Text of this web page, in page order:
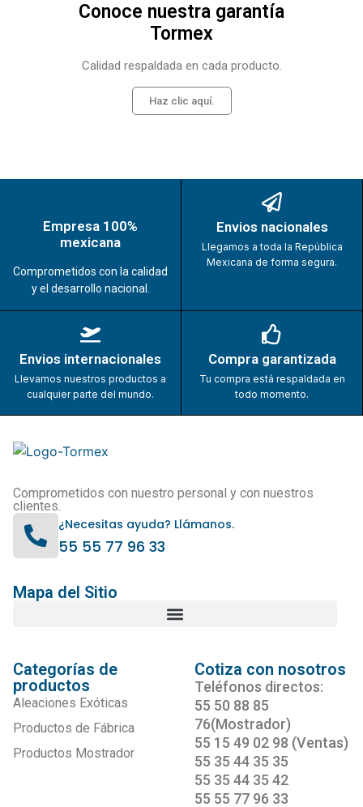
Conoce nuestra garantía
Tormex
Calidad respaldada en cada producto.
Haz clic aquí.
Empresa 100%
mexicana
Comprometidos con la calidad
y el desarrollo nacional.
Envios nacionales
Llegamos a toda la República
Mexicana de forma segura.
Envios internacionales
Llevamos nuestros productos a
cualquier parte del mundo.
Compra garantizada
Tu compra está respaldada en
todo momento.
Comprometidos con nuestro personal y con nuestros
clientes.
¿Necesitas ayuda? Llámanos.
55 55 77 96 33
Mapa del Sitio
Categorías de
productos
Aleaciones Exóticas
Productos de Fábrica
Productos Mostrador
Cotiza con nosotros
Teléfonos directos:
55 50 88 85
76(Mostrador)
55 15 49 02 98 (Ventas)
55 35 44 35 35
55 35 44 35 42
55 55 77 96 33